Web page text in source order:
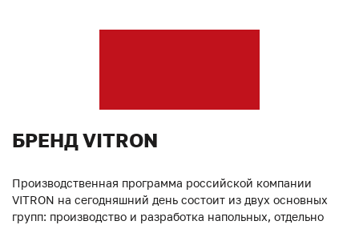
БРЕНД VITRON
Производственная программа российской компании
VITRON на сегодняшний день состоит из двух основных
групп: производство и разработка напольных, отдельно